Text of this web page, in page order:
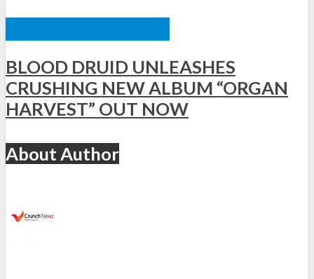
BLOOD DRUID UNLEASHES
CRUSHING NEW ALBUM “ORGAN
HARVEST” OUT NOW
About Author